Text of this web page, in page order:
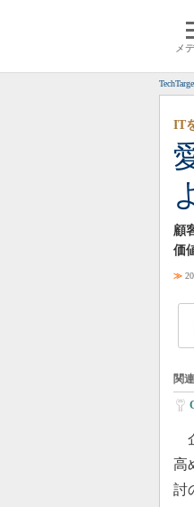
メ
ク
ス
ネ
シ
IT
顧
価
≫
関
高
討